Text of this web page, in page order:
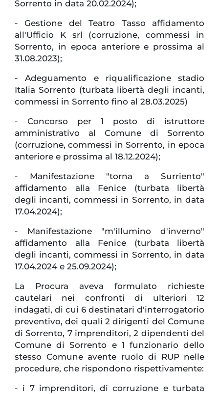
Sorrento in data 20.02.2024);
- Gestione del Teatro Tasso affidamento
all'Ufficio K srl (corruzione, commessi in
Sorrento, in epoca anteriore e prossima al
31.08.2023);
- Adeguamento e riqualificazione stadio
Italia Sorrento (turbata libertà degli incanti,
commessi in Sorrento fino al 28.03.2025)
- Concorso per 1 posto di istruttore
amministrativo al Comune di Sorrento
(corruzione, commessi in Sorrento, in epoca
anteriore e prossima al 18.12.2024);
- Manifestazione "torna a Surriento"
affidamento alla Fenice (turbata libertà
degli incanti, commessi in Sorrento, in data
17.04.2024);
- Manifestazione "m'illumino d'inverno"
affidamento alla Fenice (turbata libertà
degli incanti, commessi in Sorrento, in data
17.04.2024 e 25.09.2024);
La Procura aveva formulato richieste
cautelari nei confronti di ulteriori 12
indagati, di cui 6 destinatari d'interrogatorio
preventivo, dei quali 2 dirigenti del Comune
di Sorrento, 7 imprenditori, 2 dipendenti del
Comune di Sorrento e 1 funzionario dello
stesso Comune avente ruolo di RUP nelle
procedure, che rispondono rispettivamente:
- i 7 imprenditori, di corruzione e turbata